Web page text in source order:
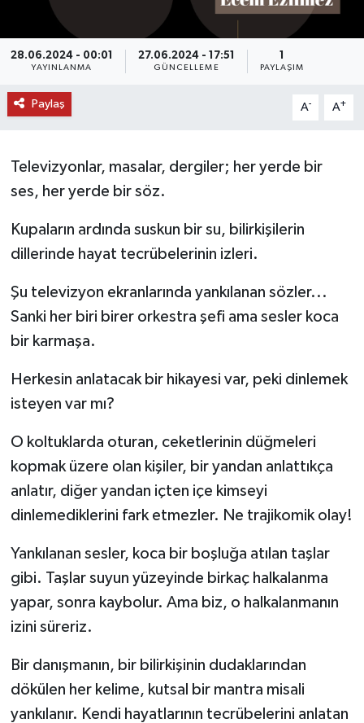
28.06.2024 - 00:01
YAYINLANMA
27.06.2024 - 17:51
GÜNCELLEME
1
PAYLAŞIM
Paylaş A- A+
Televizyonlar, masalar, dergiler; her yerde bir
ses, her yerde bir söz.
Kupaların ardında suskun bir su, bilirkişilerin
dillerinde hayat tecrübelerinin izleri.
Şu televizyon ekranlarında yankılanan sözler...
Sanki her biri birer orkestra şefi ama sesler koca
bir karmaşa.
Herkesin anlatacak bir hikayesi var, peki dinlemek
isteyen var mı?
O koltuklarda oturan, ceketlerinin düğmeleri
kopmak üzere olan kişiler, bir yandan anlattıkça
anlatır, diğer yandan içten içe kimseyi
dinlemediklerini fark etmezler. Ne trajikomik olay!
Yankılanan sesler, koca bir boşluğa atılan taşlar
gibi. Taşlar suyun yüzeyinde birkaç halkalanma
yapar, sonra kaybolur. Ama biz, o halkalanmanın
izini süreriz.
Bir danışmanın, bir bilirkişinin dudaklarından
dökülen her kelime, kutsal bir mantra misali
yankılanır. Kendi hayatlarının tecrübelerini anlatan
DÜNYA
EĞİTİM
TURİZM
VİDEO HABERLER
YAZARLAR
MAGAZİN